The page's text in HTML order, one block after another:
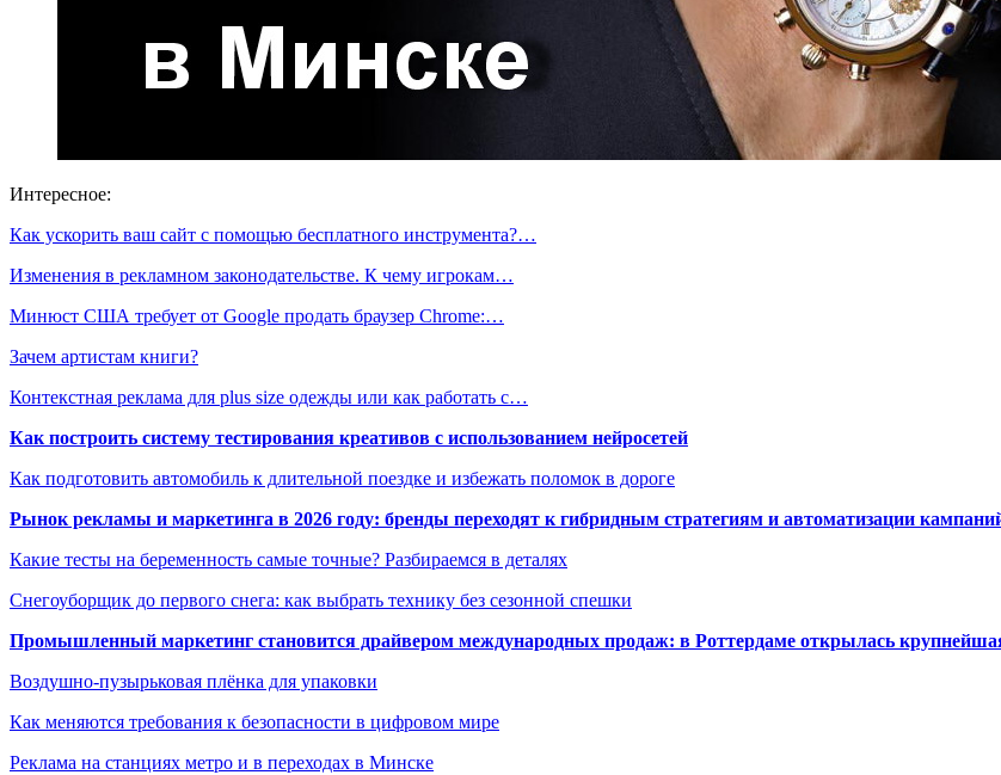
Интересное:
Как ускорить ваш сайт с помощью бесплатного инструмента?…
Изменения в рекламном законодательстве. К чему игрокам…
Минюст США требует от Google продать браузер Chrome:…
Зачем артистам книги?
Контекстная реклама для plus size одежды или как работать с…
Как построить систему тестирования креативов с использованием нейросетей
Как подготовить автомобиль к длительной поездке и избежать поломок в дороге
Рынок рекламы и маркетинга в 2026 году: бренды переходят к гибридным стратегиям и автоматизации
Какие тесты на беременность самые точные? Разбираемся в деталях
Снегоуборщик до первого снега: как выбрать технику без сезонной спешки
Промышленный маркетинг становится драйвером международных продаж: в Роттердаме открылась
Воздушно-пузырьковая плёнка для упаковки
Как меняются требования к безопасности в цифровом мире
Реклама на станциях метро и в переходах в Минске